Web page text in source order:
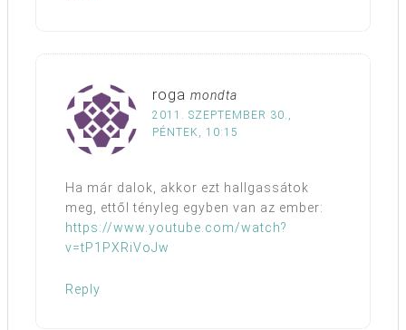
roga mondta
2011. SZEPTEMBER 30.,
PÉNTEK, 10:15
Ha már dalok, akkor ezt hallgassátok
meg, ettől tényleg egyben van az ember:
https://www.youtube.com/watch?
v=tP1PXRiVoJw
Reply